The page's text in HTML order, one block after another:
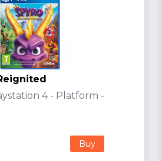
4 - Platform -
Buy